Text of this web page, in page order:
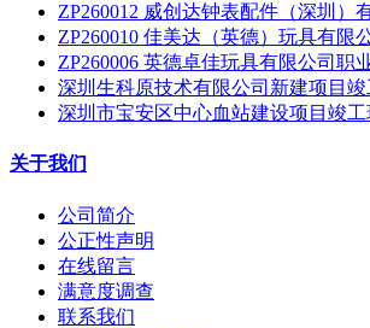
ZP260012 威创达钟表配件（深圳
ZP260010 佳美达（英德）玩具有限
ZP260006 英德卓佳玩具有限公司职
深圳生科原技术有限公司新建项目
深圳市宝安区中心血站建设项目竣
关于我们
公司简介
公正性声明
在线留言
满意度调查
联系我们